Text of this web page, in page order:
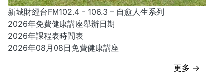
新城財經台FM102.4 - 106.3 – 自愈人生系列
2026年免費健康講座舉辦日期
2026年課程表時間表
2026年08月08日免費健康講座
更多 →